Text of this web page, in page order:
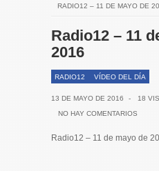
RADIO12 – 11 DE MAYO DE
Radio12 – 11
2016
RADIO12 VÍDEO DEL DÍA
13 DE MAYO DE 2016 - 18
NO HAY COMENTARIOS
Radio12 – 11 de mayo de